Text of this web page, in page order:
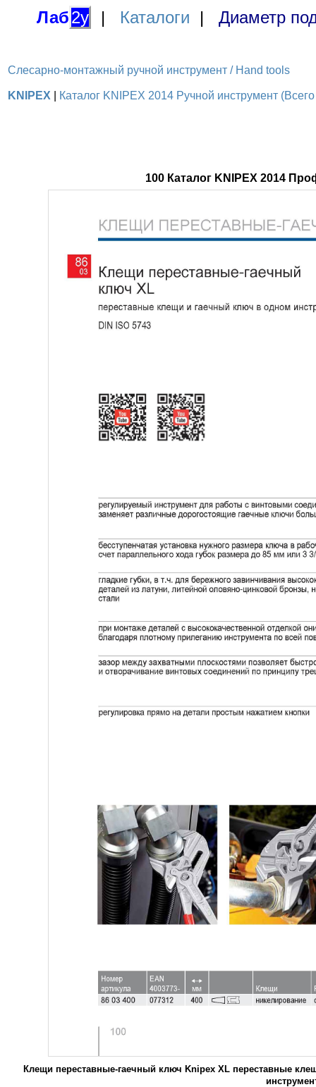
Лаб2у | Каталоги | Диаметр
Слесарно-монтажный ручной инструмент / Hand tools
KNIPEX Каталог KNIPEX 2014 Ручной инструмент
100 Каталог KNIPEX 2014
Клещи переставные-гаечный ключ Knipex XL переставные